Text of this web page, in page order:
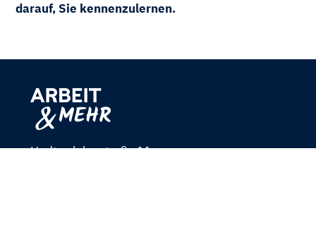
darauf, Sie kennenzulernen.
Hudtwalckerstraße 11